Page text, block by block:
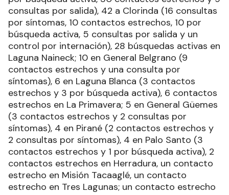
consultas por salida), 42 a Clorinda (16 consultas
por síntomas, 10 contactos estrechos, 10 por
búsqueda activa, 5 consultas por salida y un
control por internación), 28 búsquedas activas en
Laguna Naineck; 10 en General Belgrano (9
contactos estrechos y una consulta por
síntomas), 6 en Laguna Blanca (3 contactos
estrechos y 3 por búsqueda activa), 6 contactos
estrechos en La Primavera; 5 en General Güemes
(3 contactos estrechos y 2 consultas por
síntomas), 4 en Pirané (2 contactos estrechos y
2 consultas por síntomas), 4 en Palo Santo (3
contactos estrechos y 1 por búsqueda activa), 2
contactos estrechos en Herradura, un contacto
estrecho en Misión Tacaaglé, un contacto
estrecho en Tres Lagunas; un contacto estrecho